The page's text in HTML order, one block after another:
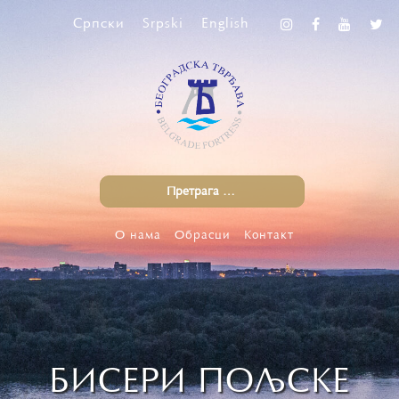
Српски Srpski English
О нама Обрасци Контакт
БИСEРИ ПOЉСКE